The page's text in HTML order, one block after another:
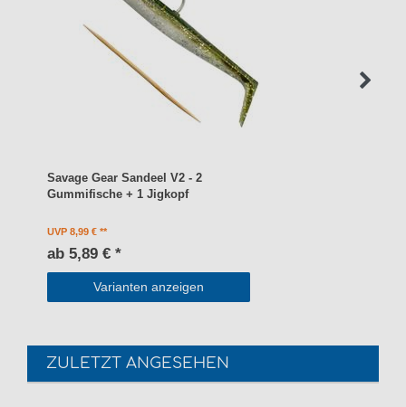
Savage Gear Sandeel V2 - 2
Gummifische + 1 Jigkopf
UVP 8,99 €
ab 5,89 € *
Varianten anzeigen
ZULETZT ANGESEHEN